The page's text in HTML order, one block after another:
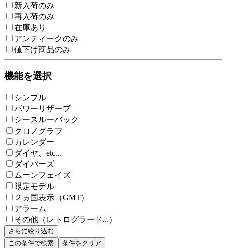
新入荷のみ
再入荷のみ
在庫あり
アンティークのみ
値下げ商品のみ
機能を選択
シンプル
パワーリザーブ
シースルーバック
クロノグラフ
カレンダー
ダイヤ、etc...
ダイバーズ
ムーンフェイズ
限定モデル
２ヵ国表示（GMT）
アラーム
その他（レトログラード...）
さらに絞り込む
この条件で検索
条件をクリア